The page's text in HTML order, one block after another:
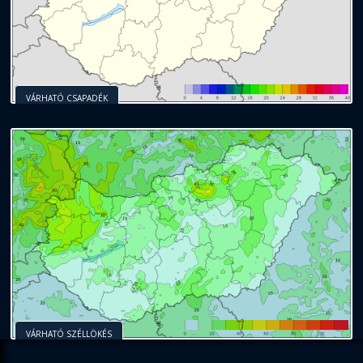
VÁRHATÓ CSAPADÉK
VÁRHATÓ SZÉLLÖKÉS